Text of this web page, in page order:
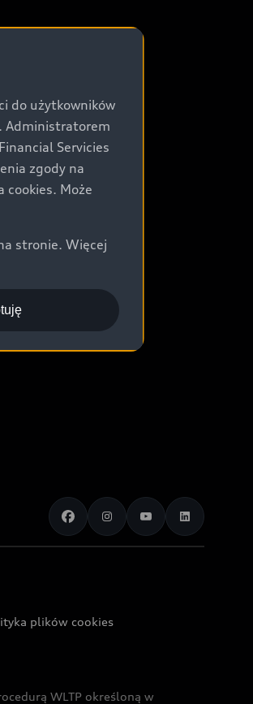
plików cookies
WLTP określoną w
do użytkowników
Administratorem
Servicies
zgody na
cookies. Może
stronie. Więcej